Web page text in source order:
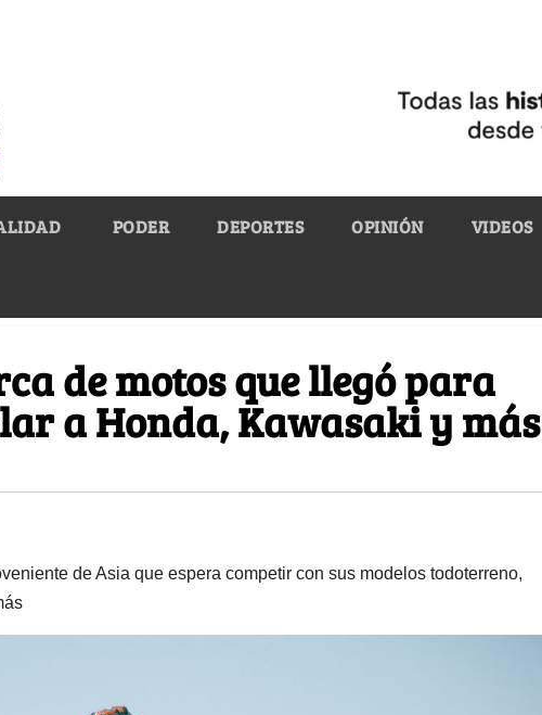
PODER DEPORTES OPINIÓN VIDEOS
de motos que llegó para
a Honda, Kawasaki y más
de Asia que espera competir con sus modelos todoterreno,